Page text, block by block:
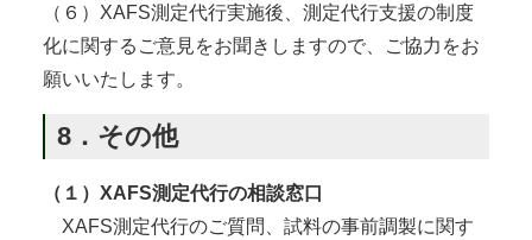
（６）XAFS測定代行実施後、測定代行支援の制度
化に関するご意見をお聞きしますので、ご協力をお
願いいたします。
8．その他
（１）XAFS測定代行の相談窓口
XAFS測定代行のご質問、試料の事前調製に関す